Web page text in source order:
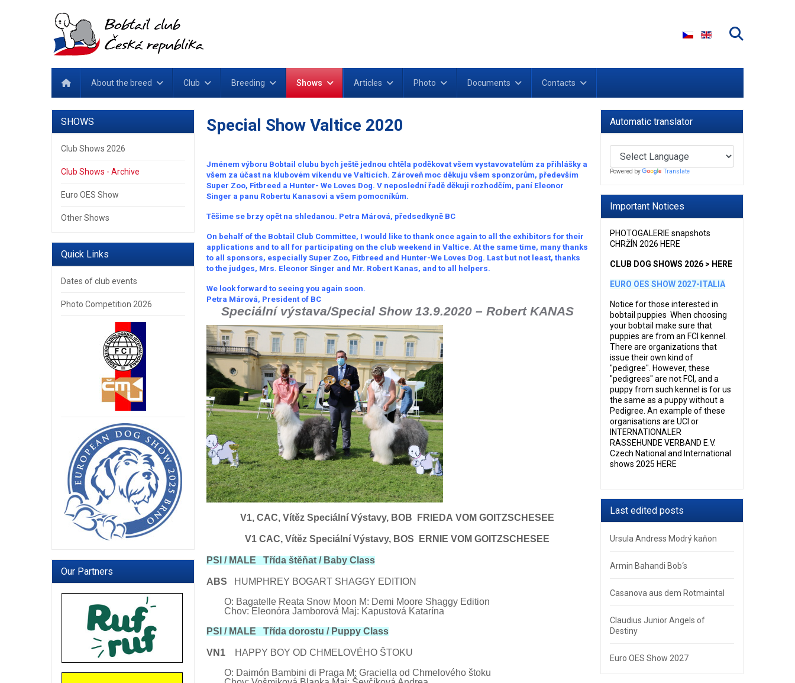
Select your language
About the breed Club Breeding Shows Articles Photo Documents Contacts
SHOWS
Club Shows 2026
Club Shows - Archive
Euro OES Show
Other Shows
Quick Links
Dates of club events
Photo Competition 2026
Our Partners
Special Show Valtice 2020
Jménem výboru Bobtail clubu bych ještě jednou chtěla poděkovat všem vystavovatelům za přihlášky a
všem za účast na klubovém víkendu ve Valticích. Zároveň moc děkuju všem sponzorům, především
Super Zoo, Fitbreed a Hunter- We Loves Dog. V neposlední řadě děkuji rozhodčím, paní Eleonor
Singer a panu Robertu Kanasovi a všem pomocníkům.
Těšime se brzy opět na shledanou. Petra Márová, předsedkyně BC
On behalf of the Bobtail Club Committee, I would like to thank once again to all the exhibitors for their
applications and to all for participating on the club weekend in Valtice. At the same time, many thanks
to all sponsors, especially Super Zoo, Fitbreed and Hunter-We Loves Dog. Last but not least, thanks
to the judges, Mrs. Eleonor Singer and Mr. Robert Kanas, and to all helpers.
We look forward to seeing you again soon.
Petra Márová, President of BC
Speciální výstava/Special Show 13.9.2020 – Robert KANAS
V1, CAC, Vítěz Speciální Výstavy, BOB FRIEDAVOMGOITZSCHESEE
V1 CAC, Vítěz Speciální Výstavy, BOS ERNIEVOMGOITZSCHESEE
PSI / MALE Třída štěňat / Baby Class
ABS HUMPHREY BOGART SHAGGY EDITION
O: Bagatelle Reata Snow Moon M: Demi Moore Shaggy Edition
Chov: Eleonóra Jamborová Maj: Kapustová Katarína
PSI / MALE Třída dorostu / Puppy Class
VN1HAPPY BOY OD CHMELOVÉHO ŠTOKU
O: Daimón Bambini di Praga M: Graciella od Chmelového štoku
Automatic translator
Powered by Translate
Important Notices
PHOTOGALERIE snapshots
CHRŽÍN 2026 HERE
CLUB DOG SHOWS 2026 > HERE
EURO OES SHOW 2027-ITALIA
Notice for those interested in
bobtail puppies When choosing
your bobtail make sure that
puppies are from an FCI kennel.
There are organizations that
issue their own kind of
"pedigree". However, these
"pedigrees" are not FCI, and a
puppy from such kennel is for us
the same as a puppy without a
Pedigree. An example of these
organisations are UCI or
INTERNATIONALER
RASSEHUNDE VERBAND E.V.
Czech National and International
shows 2025 HERE
Last edited posts
Ursula Andress Modrý kaňon
Armin Bahandi Bob‘s
Casanova aus dem Rotmaintal
Claudius Junior Angels of
Destiny
Euro OES Show 2027